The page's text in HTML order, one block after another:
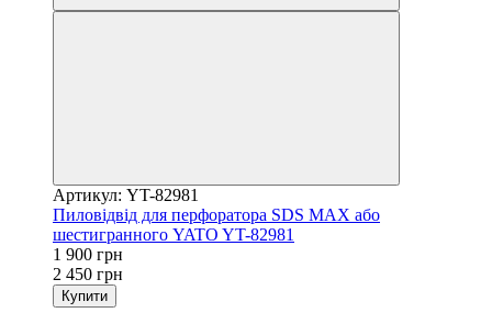
Артикул: YT-82981
Пиловідвід для перфоратора SDS MAX або
шестигранного YATO YT-82981
1 900 грн
2 450 грн
Купити